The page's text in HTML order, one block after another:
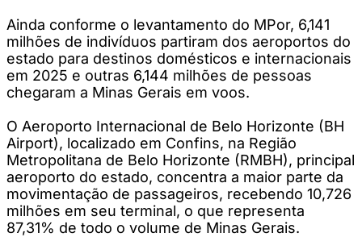
Ainda conforme o levantamento do MPor, 6,141
milhões de indivíduos partiram dos aeroportos do
estado para destinos domésticos e internacionais
em 2025 e outras 6,144 milhões de pessoas
chegaram a Minas Gerais em voos.
O Aeroporto Internacional de Belo Horizonte (BH
Airport), localizado em Confins, na Região
Metropolitana de Belo Horizonte (RMBH), principal
aeroporto do estado, concentra a maior parte da
movimentação de passageiros, recebendo 10,726
milhões em seu terminal, o que representa
87,31% de todo o volume de Minas Gerais.